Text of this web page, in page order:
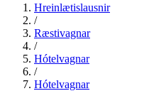
Hreinlætislausnir
/
Ræstivagnar
/
Hótelvagnar
/
Hótelvagnar